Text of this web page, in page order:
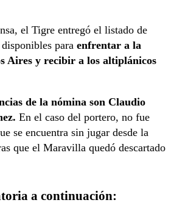
el Tigre entregó el listado de
para enfrentar a la
Aires y recibir a los altiplánicos
de la nómina son Claudio
En el caso del portero, no fue
se encuentra sin jugar desde la
que el Maravilla quedó descartado
a continuación: